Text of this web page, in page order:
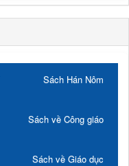
Sách Hán Nôm
Sách về Công giáo
Sách về Giáo dục